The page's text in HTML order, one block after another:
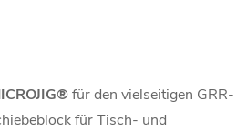
für den vielseitigen GRR-
für Tisch- und